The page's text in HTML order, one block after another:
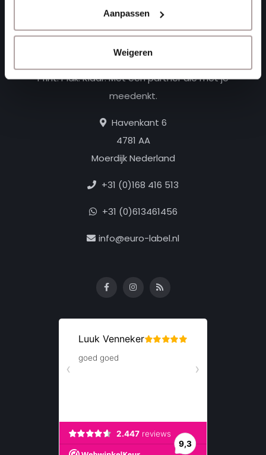
Aanpassen
Weigeren
Print. Plak. Klaar. Met een partner die met je
meedenkt.
Havenkant 6
4781 AA
Moerdijk Nederland
+31 (0)168 416 513
+31 (0)613461456
info@euro-label.nl